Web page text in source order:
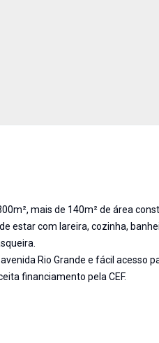
mais de 140m² de área
estar com lareira, cozinha,
Rio Grande e fácil acesso
financiamento pela CEF.